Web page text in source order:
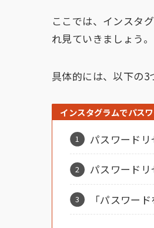
ここでは、インスタ
れ見ていきましょう。
具体的には、以下の3
インスタグラムでパス
パスワード
パスワード
「パスワー